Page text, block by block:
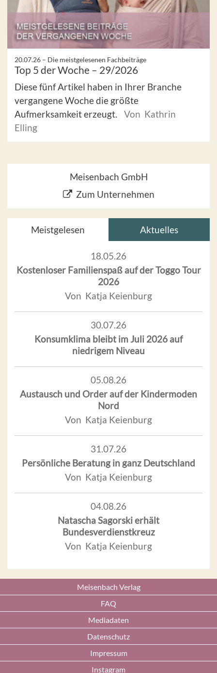
20.07.26 – Die meistgelesenen Fachbeiträge
Top 5 der Woche – 29/2026
Diese fünf Artikel haben in Ihrer Branche
vergangene Woche die größte
Aufmerksamkeit erzeugt.
Von Kathrin
Elling
Meisenbach GmbH
Zum Unternehmen
Meistgelesen Aktuelles
18.05.26
Kostenloser Familienspaß auf der Toggo Tour
2026
Von Katja Keienburg
30.07.26
Konsumklima bleibt im Juli 2026 auf
niedrigem Niveau
05.08.26
Austausch und Order auf der Kindermoden
Nord
Von Katja Keienburg
31.07.26
Persönliche Beratung in ganz Deutschland
Von Katja Keienburg
04.08.26
Natascha Sagorski erhält
Bundesverdienstkreuz
Von Katja Keienburg
Meisenbach Verlag
FAQ
Mediadaten
Datenschutz
Impressum
Instagram